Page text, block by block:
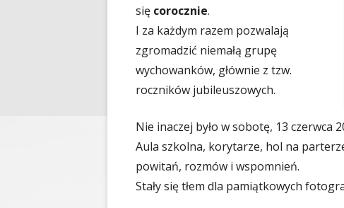
się corocznie.
I za każdym razem pozwalają
zgromadzić niemałą grupę
wychowanków, głównie z tzw.
roczników jubileuszowych.
Nie inaczej było w sobotę, 13 czerwca
Aula szkolna, korytarze, hol na
powitań, rozmów i wspomnień.
Stały się tłem dla pamiątkowych